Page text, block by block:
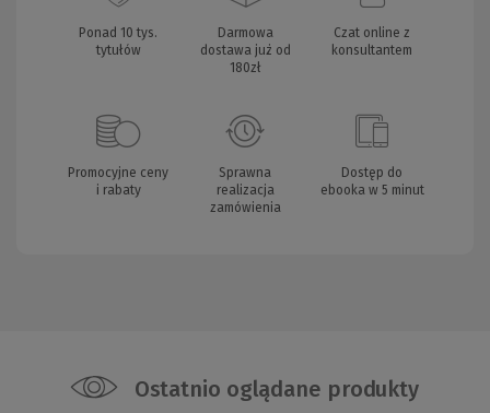
Ponad 10 tys.
tytułów
Darmowa
dostawa już od
180zł
Czat online z
konsultantem
Promocyjne ceny
i rabaty
Sprawna
realizacja
zamówienia
Dostęp do
ebooka w 5 minut
Ostatnio oglądane produkty